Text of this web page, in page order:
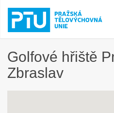
Golfové hřiště
Zbraslav